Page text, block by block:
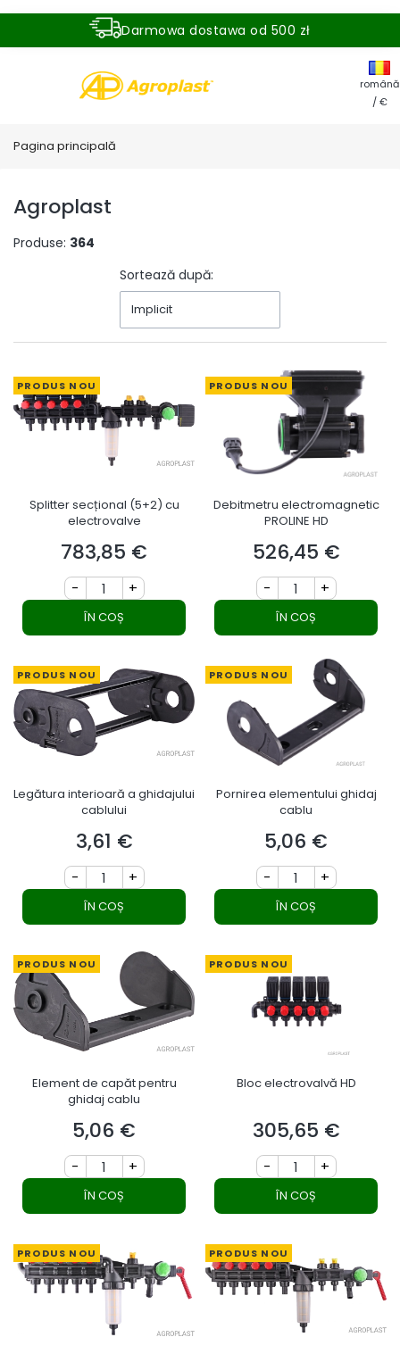
Darmowa dostawa od 500 zł
română
/ €
Pagina principală
Agroplast
Produse: 364
Sortează după:
Implicit
PRODUS NOU
Splitter secțional (5+2) cu
electrovalve
Preț
783,85 €
- +
ÎN COȘ
PRODUS NOU
Debitmetru electromagnetic
PROLINE HD
Preț
526,45 €
- +
ÎN COȘ
PRODUS NOU
Legătura interioară a ghidajului
cablului
Preț
3,61 €
- +
ÎN COȘ
PRODUS NOU
Pornirea elementului ghidaj
cablu
Preț
5,06 €
- +
ÎN COȘ
PRODUS NOU
Element de capăt pentru
ghidaj cablu
Preț
5,06 €
- +
ÎN COȘ
PRODUS NOU
Bloc electrovalvă HD
Preț
305,65 €
- +
ÎN COȘ
PRODUS NOU PRODUS NOU